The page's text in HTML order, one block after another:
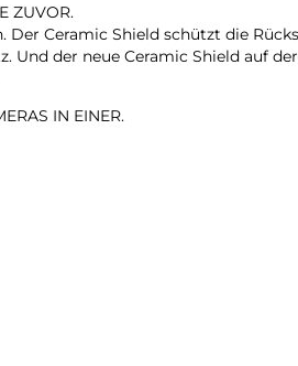
ZUVOR.
Der Ceramic Shield schützt die
Und der neue Ceramic Shield auf
IN EINER.
2x Zoom in optischer Qualität.